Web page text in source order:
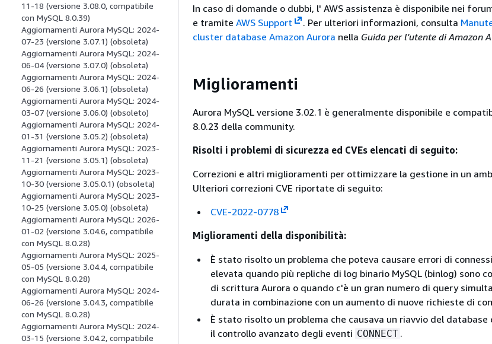
11-18 (versione 3.08.0, compatibile
con MySQL 8.0.39)
Aggiornamenti Aurora MySQL: 2024-
07-23 (versione 3.07.1) (obsoleta)
Aggiornamenti Aurora MySQL: 2024-
06-04 (versione 3.07.0) (obsoleta)
Aggiornamenti Aurora MySQL: 2024-
06-26 (versione 3.06.1) (obsoleta)
Aggiornamenti Aurora MySQL: 2024-
03-07 (versione 3.06.0) (obsoleto)
Aggiornamenti Aurora MySQL: 2024-
01-31 (versione 3.05.2) (obsoleta)
Aggiornamenti Aurora MySQL: 2023-
11-21 (versione 3.05.1) (obsoleta)
Aggiornamenti Aurora MySQL: 2023-
10-30 (versione 3.05.0.1) (obsoleta)
Aggiornamenti Aurora MySQL: 2023-
10-25 (versione 3.05.0) (obsoleta)
Aggiornamenti Aurora MySQL: 2026-
01-02 (versione 3.04.6, compatibile
con MySQL 8.0.28)
Aggiornamenti Aurora MySQL: 2025-
05-05 (versione 3.04.4, compatibile
con MySQL 8.0.28)
Aggiornamenti Aurora MySQL: 2024-
06-26 (versione 3.04.3, compatibile
con MySQL 8.0.28)
Aggiornamenti Aurora MySQL: 2024-
03-15 (versione 3.04.2, compatibile
In caso di domande o dubbi, l' AWS assistenza è disponibile nei
e tramite AWS Support . Per ulteriori informazioni, consulta
cluster database Amazon Aurora nella Guida per l'utente di Amazon
Miglioramenti
Aurora MySQL versione 3.02.1 è generalmente disponibile e
8.0.23 della community.
Risolti i problemi di sicurezza ed CVEs elencati di seguito:
Correzioni e altri miglioramenti per ottimizzare la gestione in un
Ulteriori correzioni CVE riportate di seguito:
CVE-2022-0778
Miglioramenti della disponibilità:
È stato risolto un problema che poteva causare errori di
elevata quando più repliche di log binario MySQL (binlog) sono
di scrittura Aurora o quando c'è un gran numero di query
durata in combinazione con un aumento di nuove richieste di
È stato risolto un problema che causava un riavvio del
il controllo avanzato degli eventi CONNECT .